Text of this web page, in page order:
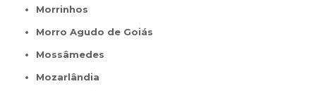
Morrinhos
Morro Agudo de Goiás
Mossâmedes
Mozarlândia